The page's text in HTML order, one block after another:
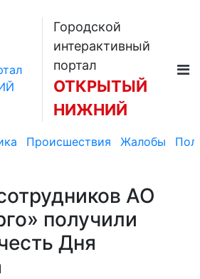
Городской
интерактивный
портал
ОТКРЫТЫЙ
НИЖНИЙ
Происшествия Жалобы
АО
получили
Дня